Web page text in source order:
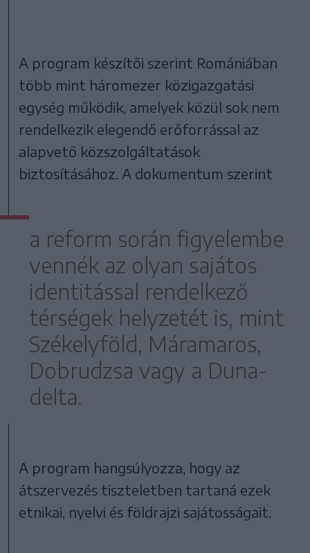
A program készítői szerint Romániában
több mint háromezer közigazgatási
egység működik, amelyek közül sok nem
rendelkezik elegendő erőforrással az
alapvető közszolgáltatások
biztosításához. A dokumentum szerint
a reform során figyelembe
vennék az olyan sajátos
identitással rendelkező
térségek helyzetét is, mint
Székelyföld, Máramaros,
Dobrudzsa vagy a Duna-
delta.
A program hangsúlyozza, hogy az
átszervezés tiszteletben tartaná ezek
etnikai, nyelvi és földrajzi sajátosságait.